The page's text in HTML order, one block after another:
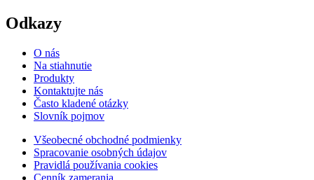
Odkazy
O nás
Na stiahnutie
Produkty
Kontaktujte nás
Často kladené otázky
Slovník pojmov
Všeobecné obchodné podmienky
Spracovanie osobných údajov
Pravidlá používania cookies
Cenník zamerania